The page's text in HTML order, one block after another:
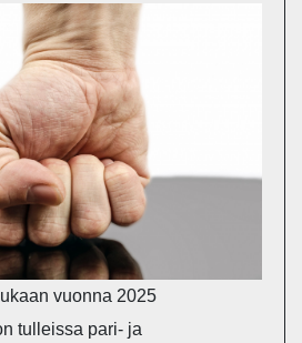
vuonna 2025
tulleissa pari- ja